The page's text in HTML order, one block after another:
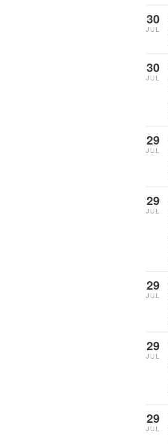
30
JUL
30
JUL
29
JUL
29
JUL
29
JUL
29
JUL
29
JUL